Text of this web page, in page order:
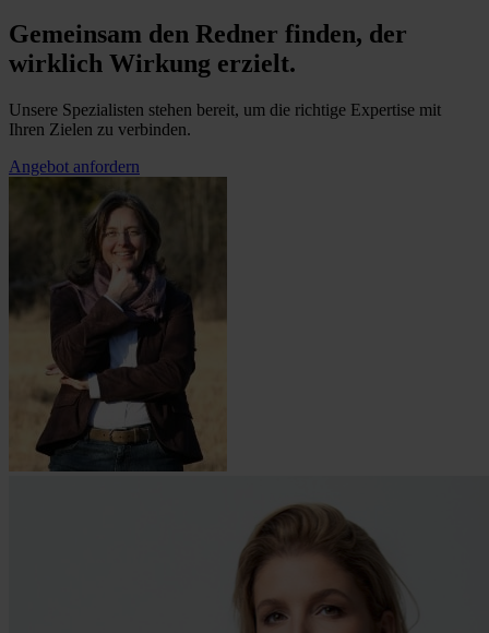
Gemeinsam den Redner finden, der
wirklich Wirkung erzielt.
Unsere Spezialisten stehen bereit, um die richtige Expertise mit
Ihren Zielen zu verbinden.
Angebot anfordern